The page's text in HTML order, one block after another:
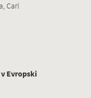
Carl
Evropski